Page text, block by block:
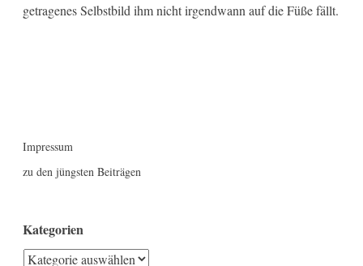
getragenes Selbstbild ihm nicht irgendwann auf die Füße fällt.
Impressum
zu den jüngsten Beiträgen
Kategorien
Kategorien